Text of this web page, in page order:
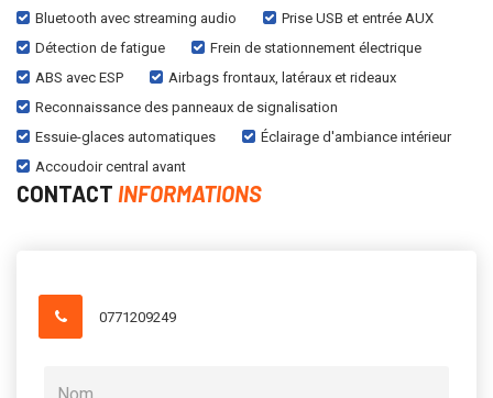
Bluetooth avec streaming audio
Prise USB et entrée AUX
Détection de fatigue
Frein de stationnement électrique
ABS avec ESP
Airbags frontaux, latéraux et rideaux
Reconnaissance des panneaux de signalisation
Essuie-glaces automatiques
Éclairage d'ambiance intérieur
Accoudoir central avant
CONTACT INFORMATIONS
0771209249